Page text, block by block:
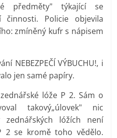
předměty" týkající se
činnosti. Policie objevila
zmíněný kufr s nápisem
NEBEZPEČÍ VÝBUCHU!, i
jen samé papíry.
lóže P 2. Sám o
takový„úlovek" nic
zednářských lóžích není
2 se kromě toho vědělo.